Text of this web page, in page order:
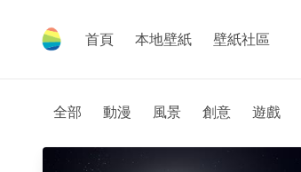
首頁 本地壁紙 壁紙社區
全部 動漫 風景 創意 遊戲